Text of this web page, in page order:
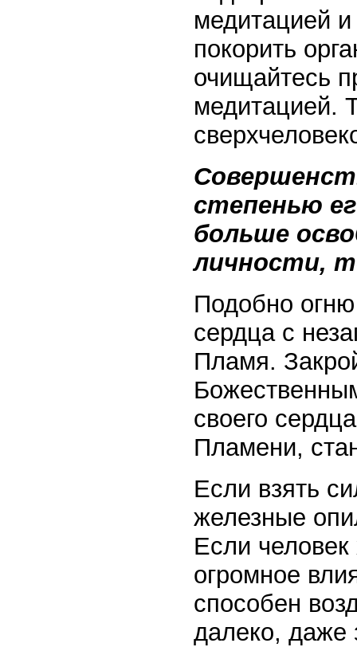
медитацией
покорить
очищайтесь
медитацией.
степенью
больше
личности,
Подобно
сердца с
Пламя.
своего
Пламени,
Если взять
железные
Если
огромное
способен
далеко, даже